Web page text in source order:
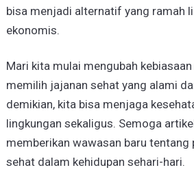
bisa menjadi alternatif yang ramah
ekonomis.
Mari kita mulai mengubah
memilih jajanan sehat yang alami
demikian, kita bisa menjaga
lingkungan sekaligus. Semoga
memberikan wawasan baru tentang
sehat dalam kehidupan sehari-hari.